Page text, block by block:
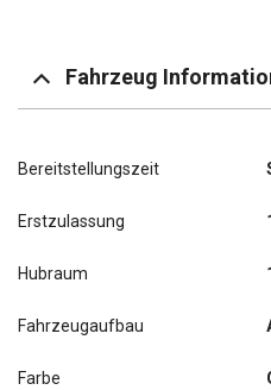
Fahrzeug
Bereitstellungszeit
Erstzulassung
Hubraum
Fahrzeugaufbau
Farbe